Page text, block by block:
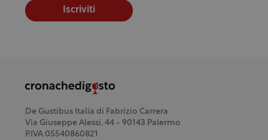
Iscriviti
De Gustibus Italia di Fabrizio Carrera
Via Giuseppe Alessi, 44 - 90143 Palermo
P.IVA 05540860821